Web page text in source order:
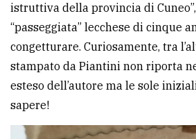
istruttiva della provincia di
“passeggiata” lecchese di cinque
congetturare. Curiosamente, tra
stampato da Piantini non riporta
esteso dell’autore ma le sole
sapere!